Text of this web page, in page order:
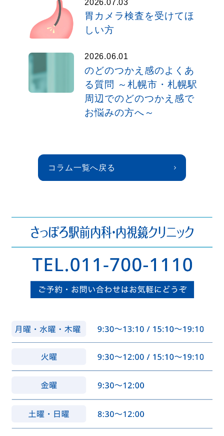
2026.07.03
胃カメラ検査を受けてほ
しい方
2026.06.01
のどのつかえ感のよくあ
る質問 ～札幌市・札幌駅
周辺でのどのつかえ感で
お悩みの方へ～
コラム一覧へ戻る